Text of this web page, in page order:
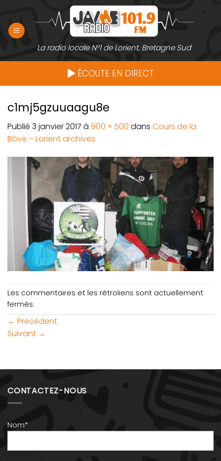
contenu
La radio locale N°1 de Lorient, Bretagne Sud
ÉCOUTE EN DIRECT
c1mj5gzuuaagu8e
Publié 3 janvier 2017 à 900 × 500 dans Cours de la
Bôve – Lorient archives
Les commentaires et les rétroliens sont actuellement
fermés.
← Précédent
Suivant →
CONTACTEZ-NOUS
Nom*